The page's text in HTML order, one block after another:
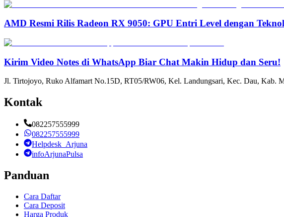
AMD Resmi Rilis Radeon RX 9050: GPU Entri Level dengan
Kirim Video Notes di WhatsApp Biar Chat Makin Hidup dan Seru!
Jl. Tirtojoyo, Ruko Alfamart No.15D, RT05/RW06, Kel. Landungsari, Kec. Dau, Kab.
Kontak
082257555999
082257555999
Helpdesk_Arjuna
infoArjunaPulsa
Panduan
Cara Daftar
Cara Deposit
Harga Produk